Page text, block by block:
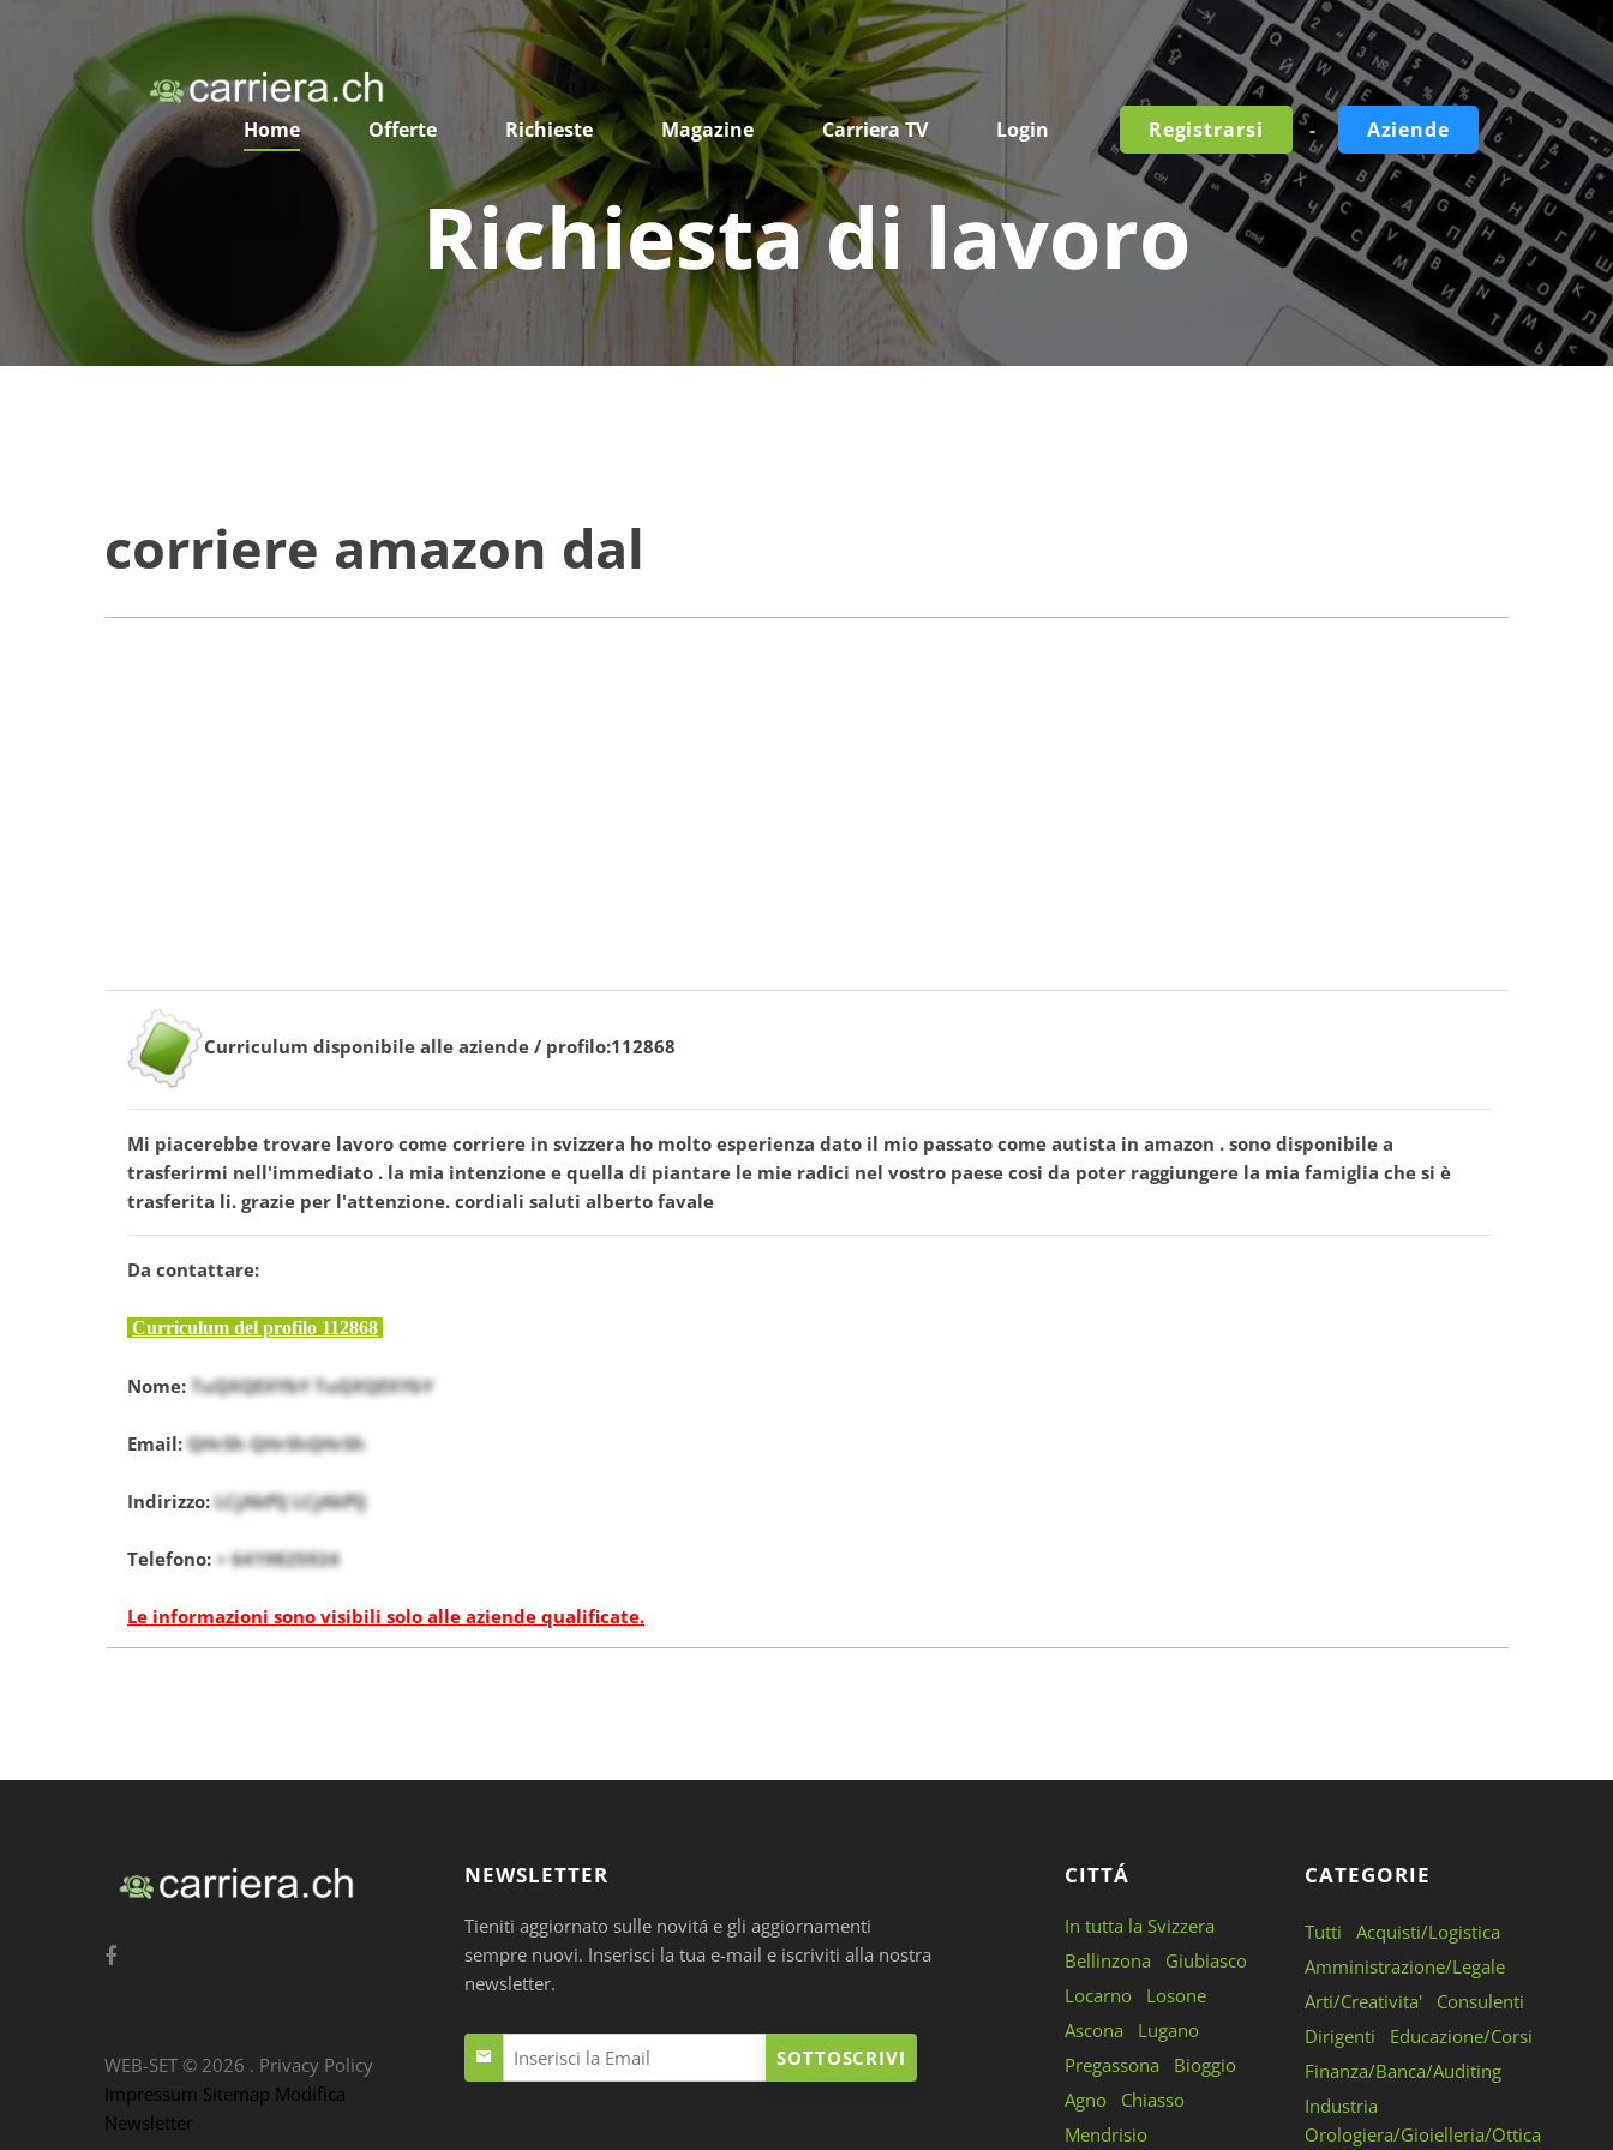
Home Offerte Richieste Magazine Carriera TV Login Registrarsi - Aziende
Richiesta di lavoro
corriere amazon dal
Curriculum disponibile alle aziende / profilo:112868
Mi piacerebbe trovare lavoro come corriere in svizzera ho molto esperienza dato il mio passato come autista in amazon . sono disponibile a
trasferirmi nell'immediato . la mia intenzione e quella di piantare le mie radici nel vostro paese cosi da poter raggiungere la mia famiglia che si è
trasferita li. grazie per l'attenzione. cordiali saluti alberto favale
Da contattare:
Curriculum del profilo 112868
Nome: TuQXQEXYbY TuQXQEXYbY
Email:QHrSh QHrShQHrSh
Indirizzo: LCjAkPlJ LCjAkPlJ
Telefono: + 6419825924
Le informazioni sono visibili solo alle aziende qualificate.
NEWSLETTER
Tieniti aggiornato sulle novitá e gli aggiornamenti
sempre nuovi. Inserisci la tua e-mail e iscriviti alla nostra
newsletter.
SOTTOSCRIVI
CITTÁ
In tutta la Svizzera
Bellinzona
Giubiasco
Locarno
Losone
Ascona
Lugano
Pregassona
Bioggio
Agno
Chiasso
Mendrisio
CATEGORIE
Tutti
Acquisti/Logistica
Amministrazione/Legale
Arti/Creativita'
Consulenti
Dirigenti
Educazione/Corsi
Finanza/Banca/Auditing
Industria
Orologiera/Gioielleria/Ottica
WEB-SET © 2026 . Privacy Policy
Impressum Sitemap Modifica
Newsletter